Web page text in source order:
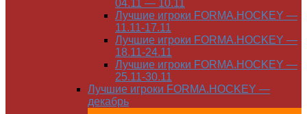
04.11 — 10.11
Лучшие игроки FORMA.HOCKEY —
11.11-17.11
Лучшие игроки FORMA.HOCKEY —
18.11-24.11
Лучшие игроки FORMA.HOCKEY —
25.11-30.11
Лучшие игроки FORMA.HOCKEY —
декабрь